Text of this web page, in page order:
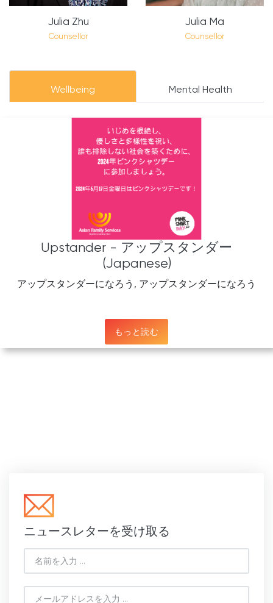
Julia Zhu
Counsellor
Julia Ma
Counsellor
Wellbeing Mental Health
Upstander - アップスタンダー
(Japanese)
アップスタンダーになろう, アップスタンダーになろう
もっと読む
ニュースレターを受け取る